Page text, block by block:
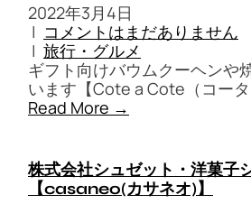
2022年3月4日
| コメントはまだありません
| 旅行・グルメ
ギフト向けバウムクーヘンや
います【Cote a Cote（コータ
Read More →
株式会社シュゼット・洋菓子
【casaneo(カサネオ)】